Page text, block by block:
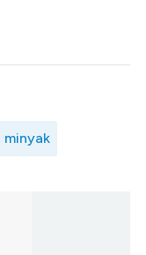
minyak